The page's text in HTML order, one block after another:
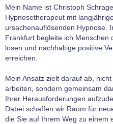
Mein Name ist Christoph
Hypnosetherapeut mit
ursachenauflösenden Hypnose.
Frankfurt begleite ich Menschen
lösen und nachhaltige positive
erreichen.
Mein Ansatz zielt darauf ab,
arbeiten, sondern gemeinsam
Ihrer Herausforderungen
Dabei schaffen wir Raum für
die Sie auf Ihrem Weg zu einem